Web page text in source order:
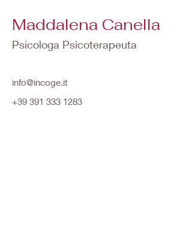
Maddalena Canella
Psicologa Psicoterapeuta
info@incoge.it
+39 391 333 1283